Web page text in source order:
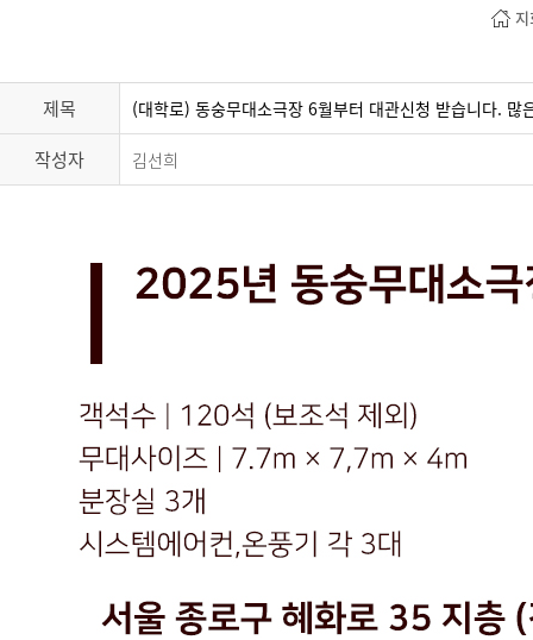
제목 (대학로) 동숭무대소극장 6월부터 대관신청 받습니다.
작성자 김선희